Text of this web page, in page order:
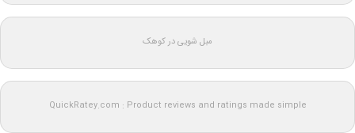
مبل شویی در کوهک
QuickRatey.com : Product reviews and ratings made simple